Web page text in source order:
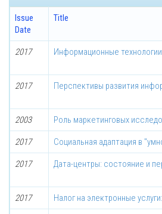
Issue
Date
Title
2017 Информационные
2017 Перспективы развития
2003 Роль маркетинговых
2017 Социальная адаптация в
2017 Дата-центры: состояние и
2017 Налог на электронные